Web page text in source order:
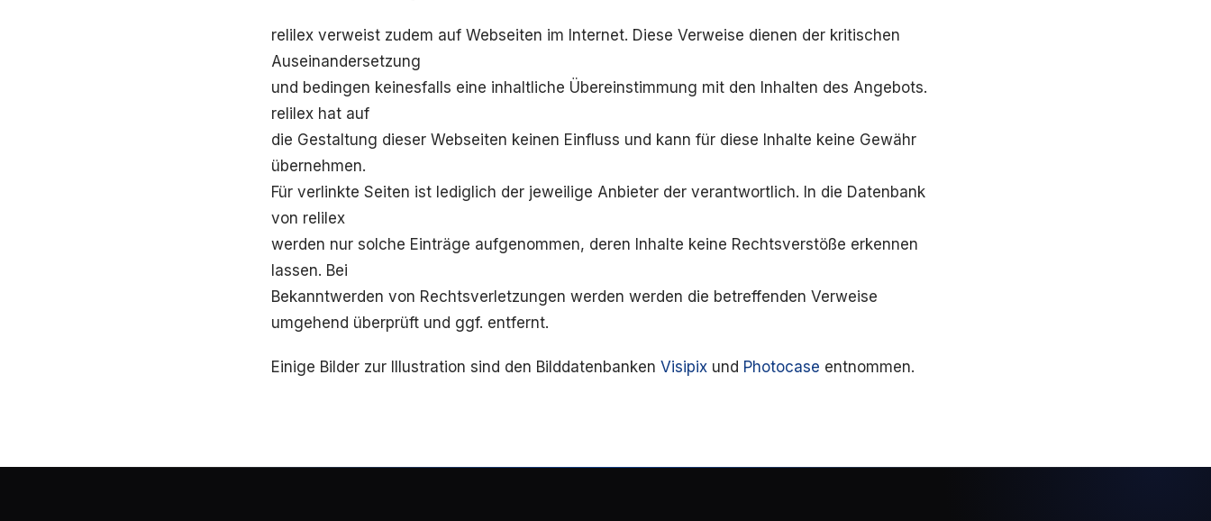
relilex verweist zudem auf Webseiten im Internet. Diese Verweise dienen der kritischen
Auseinandersetzung
und bedingen keinesfalls eine inhaltliche Übereinstimmung mit den Inhalten des Angebots.
relilex hat auf
die Gestaltung dieser Webseiten keinen Einfluss und kann für diese Inhalte keine Gewähr
übernehmen.
Für verlinkte Seiten ist lediglich der jeweilige Anbieter der verantwortlich. In die Datenbank
von relilex
werden nur solche Einträge aufgenommen, deren Inhalte keine Rechtsverstöße erkennen
lassen. Bei
Bekanntwerden von Rechtsverletzungen werden werden die betreffenden Verweise
umgehend überprüft und ggf. entfernt.
Einige Bilder zur Illustration sind den Bilddatenbanken Visipix und Photocase entnommen.